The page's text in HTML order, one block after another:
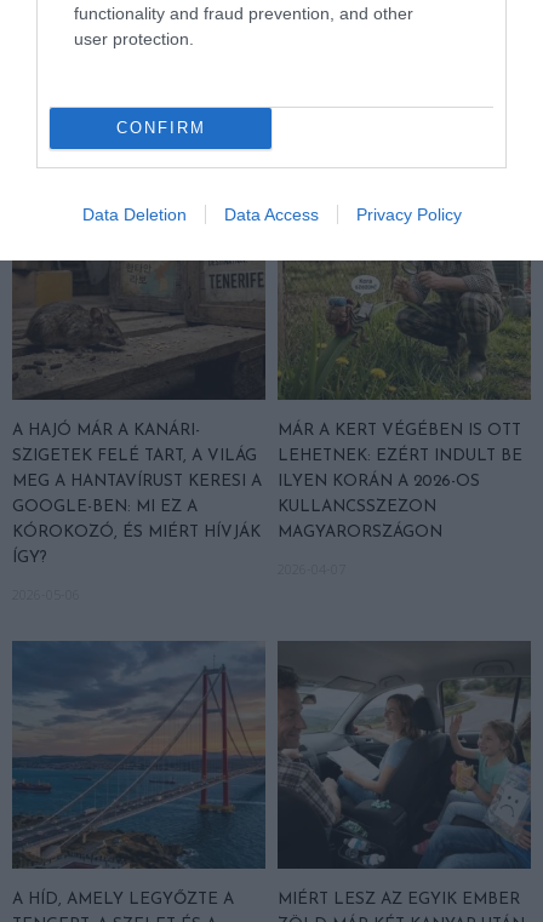
functionality and fraud prevention, and other
user protection.
CONFIRM
Data Deletion Data Access Privacy Policy
KULLANCSOK ELLEN
A HAJÓ MÁR A KANÁRI-
SZIGETEK FELÉ TART, A VILÁG
MEG A HANTAVÍRUST KERESI A
GOOGLE-BEN: MI EZ A
KÓROKOZÓ, ÉS MIÉRT HÍVJÁK
ÍGY?
MÁR A KERT VÉGÉBEN IS OTT
LEHETNEK: EZÉRT INDULT BE
ILYEN KORÁN A 2026-OS
KULLANCSSZEZON
MAGYARORSZÁGON
A HÍD, AMELY LEGYŐZTE A
MIÉRT LESZ AZ EGYIK EMBER